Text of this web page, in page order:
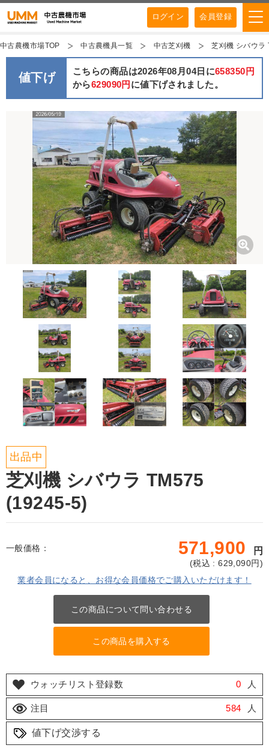
ログイン 会員登録
中古農機市場TOP 中古農機具一覧 中古芝刈機 芝刈機 シバウ
値下げ こちらの商品は2026年08月04日に658350円
から629090円 に値下げされました。
出品中
芝刈機 シバウラ TM575
(19245-5)
一般価格： 571,900 円
(税込 : 629,090円)
業者会員になると、お得な会員価格でご購入いただけます！
この商品について問い合わせる
この商品を購入する
ウォッチリスト登録数 0 人
注目 584 人
値下げ交渉する